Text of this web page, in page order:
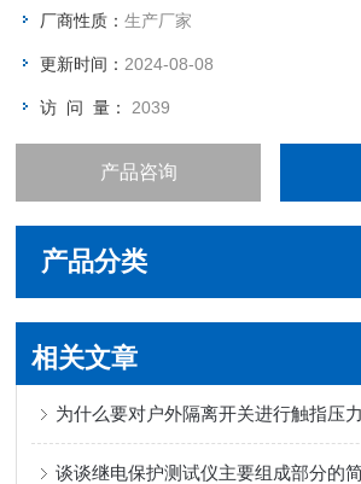
厂商性质：生产厂家
更新时间： 2024-08-08
访 问 量： 2039
产品咨询
产品分类
相关文章
为什么要对户外隔离开关进行触指压
谈谈继电保护测试仪主要组成部分的